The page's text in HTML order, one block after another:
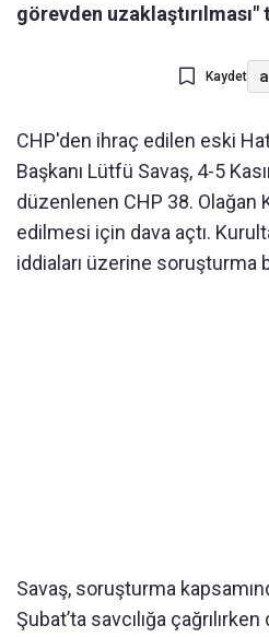
görevden
Kaydet
CHP'den ihraç edilen eski
Başkanı Lütfü Savaş, 4-5
düzenlenen CHP 38. Olağan
edilmesi için dava açtı.
iddiaları üzerine soruşturma
Savaş, soruşturma
Şubat’ta savcılığa